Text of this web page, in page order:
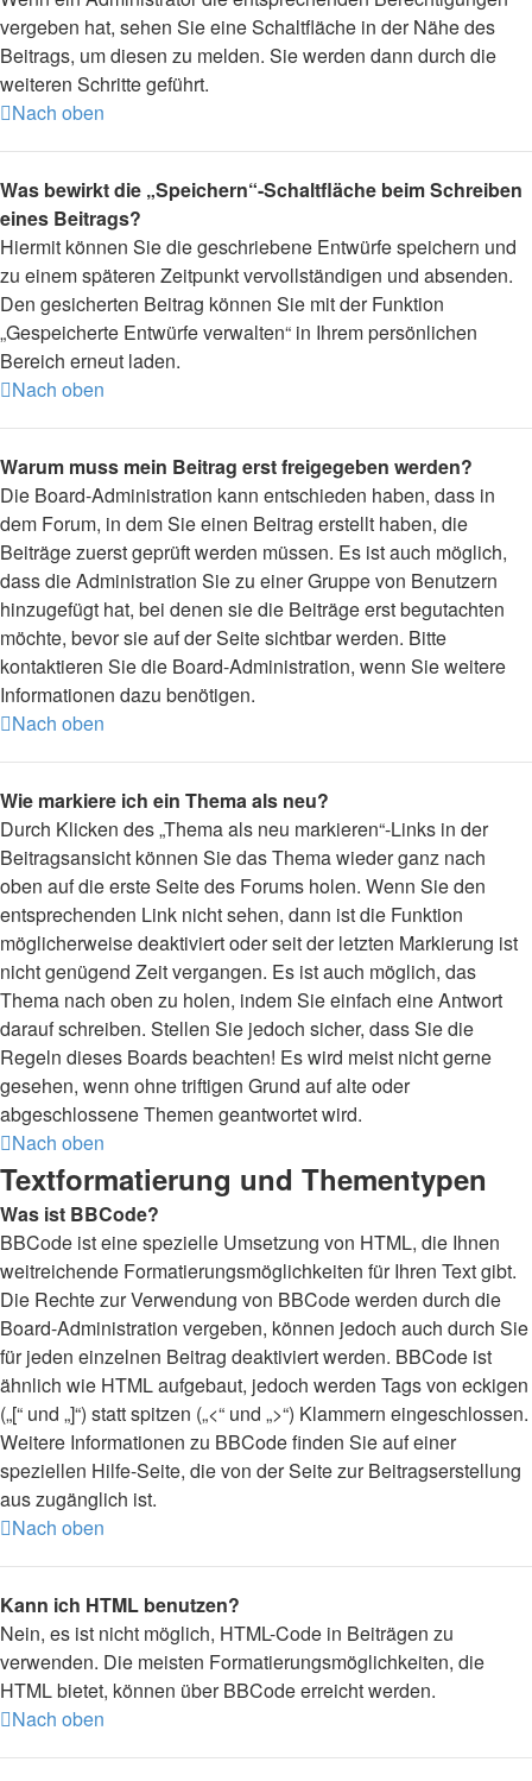
vergeben hat, sehen Sie eine Schaltfläche in der Nähe des
Beitrags, um diesen zu melden. Sie werden dann durch die
weiteren Schritte geführt.
Nach oben
Was bewirkt die „Speichern“-Schaltfläche beim Schreiben
eines Beitrags?
Hiermit können Sie die geschriebene Entwürfe speichern und
zu einem späteren Zeitpunkt vervollständigen und absenden.
Den gesicherten Beitrag können Sie mit der Funktion
„Gespeicherte Entwürfe verwalten“ in Ihrem persönlichen
Bereich erneut laden.
Nach oben
Warum muss mein Beitrag erst freigegeben werden?
Die Board-Administration kann entschieden haben, dass in
dem Forum, in dem Sie einen Beitrag erstellt haben, die
Beiträge zuerst geprüft werden müssen. Es ist auch möglich,
dass die Administration Sie zu einer Gruppe von Benutzern
hinzugefügt hat, bei denen sie die Beiträge erst begutachten
möchte, bevor sie auf der Seite sichtbar werden. Bitte
kontaktieren Sie die Board-Administration, wenn Sie weitere
Informationen dazu benötigen.
Nach oben
Wie markiere ich ein Thema als neu?
Durch Klicken des „Thema als neu markieren“-Links in der
Beitragsansicht können Sie das Thema wieder ganz nach
oben auf die erste Seite des Forums holen. Wenn Sie den
entsprechenden Link nicht sehen, dann ist die Funktion
möglicherweise deaktiviert oder seit der letzten Markierung ist
nicht genügend Zeit vergangen. Es ist auch möglich, das
Thema nach oben zu holen, indem Sie einfach eine Antwort
darauf schreiben. Stellen Sie jedoch sicher, dass Sie die
Regeln dieses Boards beachten! Es wird meist nicht gerne
gesehen, wenn ohne triftigen Grund auf alte oder
abgeschlossene Themen geantwortet wird.
Nach oben
Textformatierung und Thementypen
Was ist BBCode?
BBCode ist eine spezielle Umsetzung von HTML, die Ihnen
weitreichende Formatierungsmöglichkeiten für Ihren Text gibt.
Die Rechte zur Verwendung von BBCode werden durch die
Board-Administration vergeben, können jedoch auch durch Sie
für jeden einzelnen Beitrag deaktiviert werden. BBCode ist
ähnlich wie HTML aufgebaut, jedoch werden Tags von eckigen
(„[“ und „]“) statt spitzen („<“ und „>“) Klammern eingeschlossen.
Weitere Informationen zu BBCode finden Sie auf einer
speziellen Hilfe-Seite, die von der Seite zur Beitragserstellung
aus zugänglich ist.
Nach oben
Kann ich HTML benutzen?
Nein, es ist nicht möglich, HTML-Code in Beiträgen zu
verwenden. Die meisten Formatierungsmöglichkeiten, die
HTML bietet, können über BBCode erreicht werden.
Nach oben